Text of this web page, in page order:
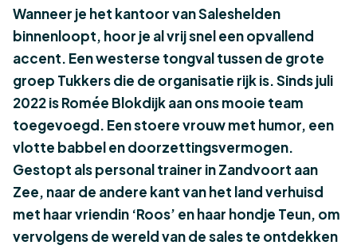
Wanneer je het kantoor van Saleshelden
binnenloopt, hoor je al vrij snel een opvallend
accent. Een westerse tongval tussen de grote
groep Tukkers die de organisatie rijk is. Sinds juli
2022 is Romée Blokdijk aan ons mooie team
toegevoegd. Een stoere vrouw met humor, een
vlotte babbel en doorzettingsvermogen.
Gestopt als personal trainer in Zandvoort aan
Zee, naar de andere kant van het land verhuisd
met haar vriendin ‘Roos’ en haar hondje Teun, om
vervolgens de wereld van de sales te ontdekken